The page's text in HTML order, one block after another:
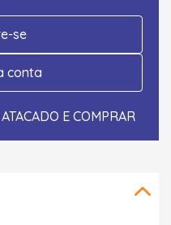
se
conta
E COMPRAR